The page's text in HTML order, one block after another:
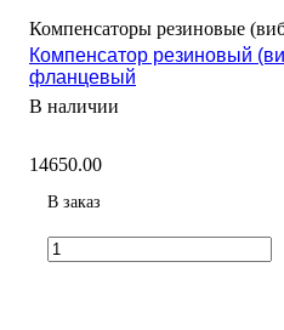
Компенсаторы резиновые
Компенсатор резиновый
фланцевый
В наличии
14650.00
В заказ